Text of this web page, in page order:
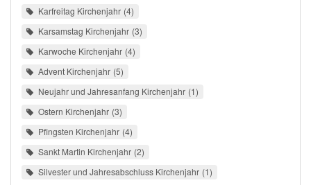
Karfreitag Kirchenjahr 4
Karsamstag Kirchenjahr 3
Karwoche Kirchenjahr 4
Advent Kirchenjahr 5
Neujahr und Jahresanfang Kirchenjahr 1
Ostern Kirchenjahr 3
Pfingsten Kirchenjahr 4
Sankt Martin Kirchenjahr 2
Silvester und Jahresabschluss Kirchenjahr 1